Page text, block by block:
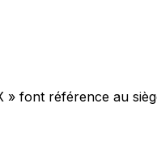
font référence au